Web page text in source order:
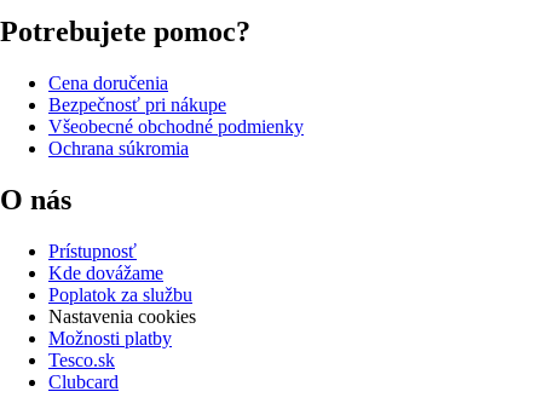
Potrebujete pomoc?
Cena doručenia
Bezpečnosť pri nákupe
Všeobecné obchodné podmienky
Ochrana súkromia
O nás
Prístupnosť
Kde dovážame
Poplatok za službu
Nastavenia cookies
Možnosti platby
Tesco.sk
Clubcard